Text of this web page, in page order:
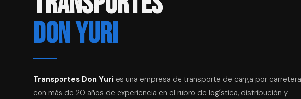
DON YURI
Transportes Don Yuri es una empresa de transporte de carga por carretera
con más de 20 años de experiencia en el rubro de logística, distribución y